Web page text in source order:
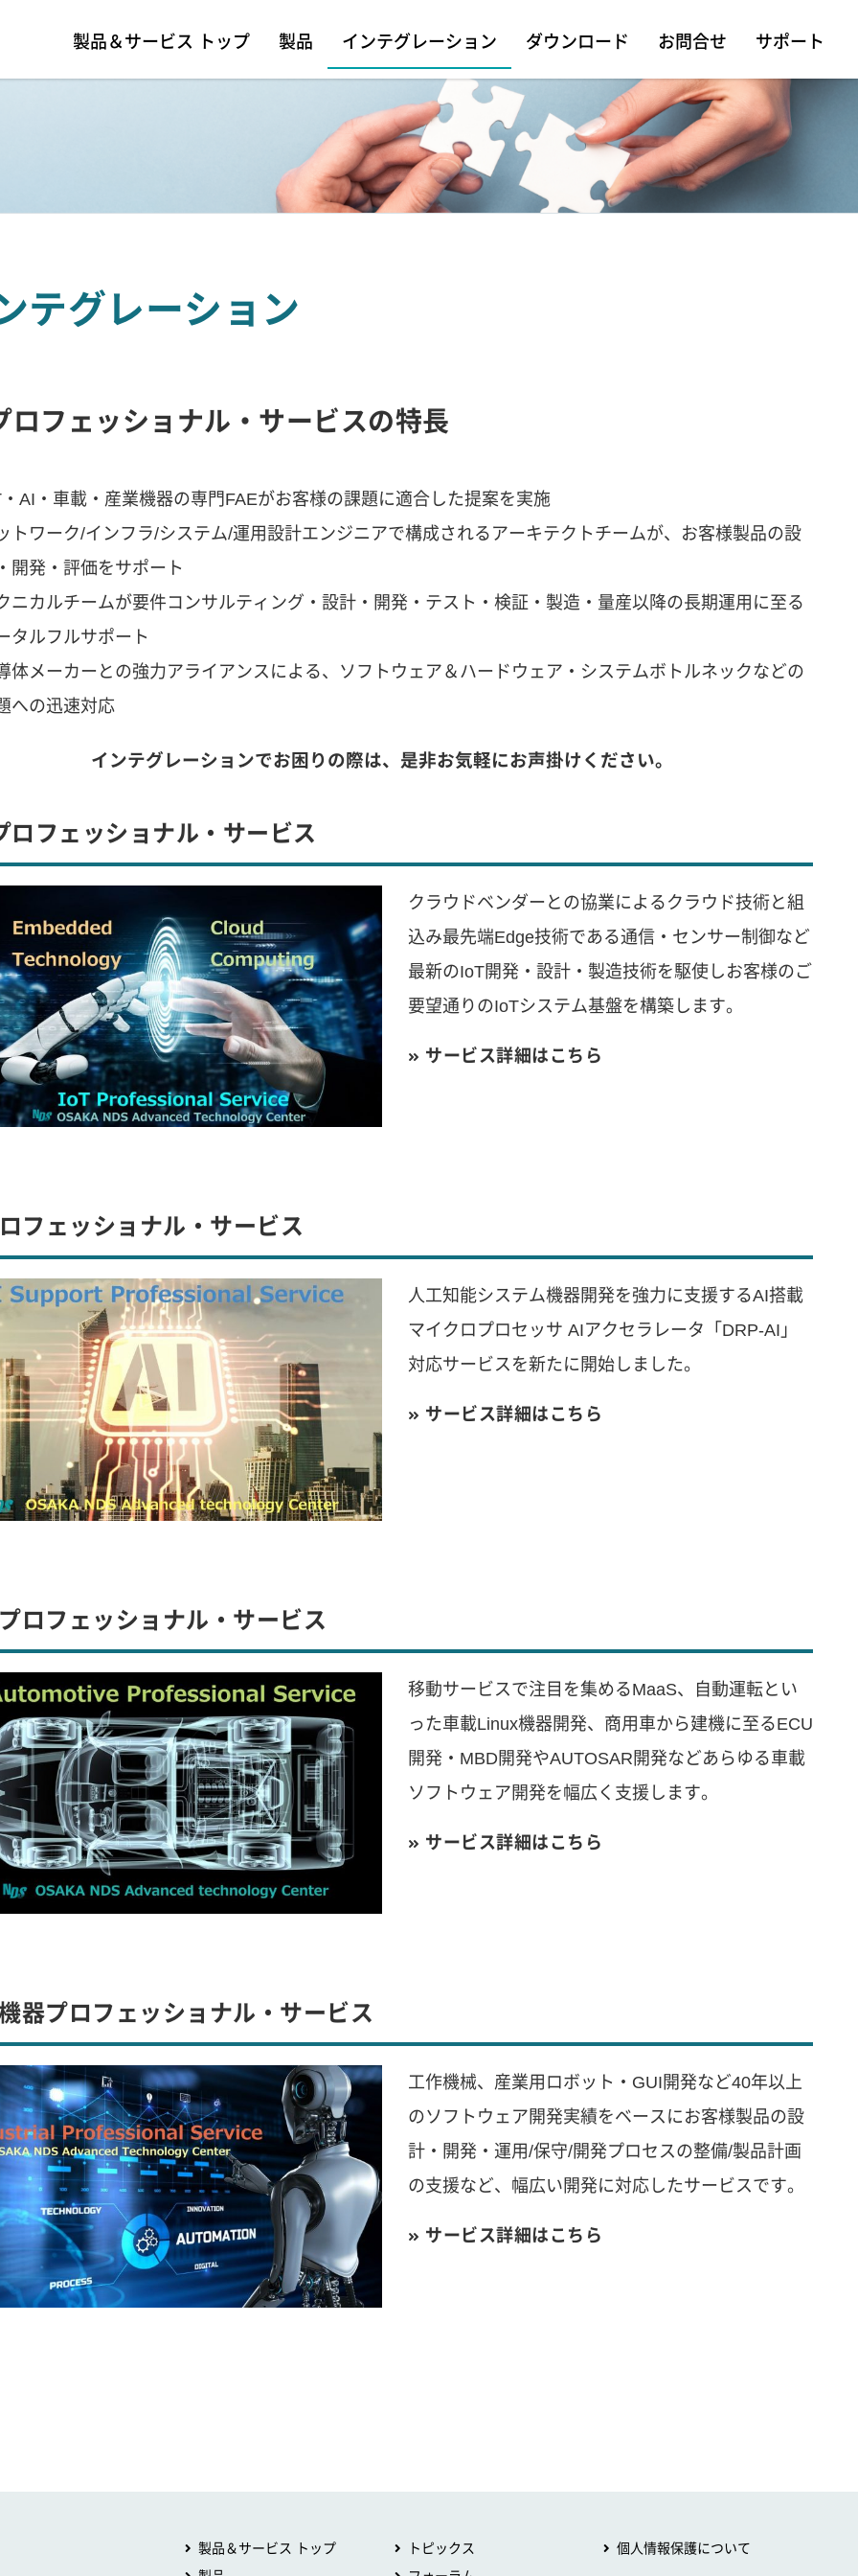
製品＆サービス トップ 製品 インテグレーション ダウンロード お問合せ サポート
テグレーション
ロフェッショナル・サービスの特長
AI・車載・産業機器の専門FAEがお客様の課題に適合した提案を実施
トワーク/インフラ/システム/運用設計エンジニアで構成されるアーキテクトチームが、お客様製品の設
開発・評価をサポート
ニカルチームが要件コンサルティング・設計・開発・テスト・検証・製造・量産以降の長期運用に至る
タルフルサポート
体メーカーとの強力アライアンスによる、ソフトウェア＆ハードウェア・システムボトルネックなどの
への迅速対応
インテグレーションでお困りの際は、是非お気軽にお声掛けください。
ロフェッショナル・サービス
クラウドベンダーとの協業によるクラウド技術と組
込み最先端Edge技術である通信・センサー制御など
最新のIoT開発・設計・製造技術を駆使しお客様のご
要望通りのIoTシステム基盤を構築します。
サービス詳細はこちら
フェッショナル・サービス
人工知能システム機器開発を強力に支援するAI搭載
マイクロプロセッサ AIアクセラレータ「DRP-AI」
対応サービスを新たに開始しました。
サービス詳細はこちら
ロフェッショナル・サービス
移動サービスで注目を集めるMaaS、自動運転とい
った車載Linux機器開発、商用車から建機に至るECU
開発・MBD開発やAUTOSAR開発などあらゆる車載
ソフトウェア開発を幅広く支援します。
サービス詳細はこちら
器プロフェッショナル・サービス
工作機械、産業用ロボット・GUI開発など40年以上
のソフトウェア開発実績をベースにお客様製品の設
計・開発・運用/保守/開発プロセスの整備/製品計画
の支援など、幅広い開発に対応したサービスです。
サービス詳細はこちら
製品＆サービス トップ
トピックス
個人情報保護について